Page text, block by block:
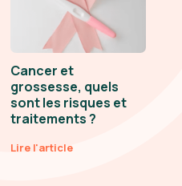
Cancer et
grossesse, quels
sont les risques et
traitements ?
Lire l'article